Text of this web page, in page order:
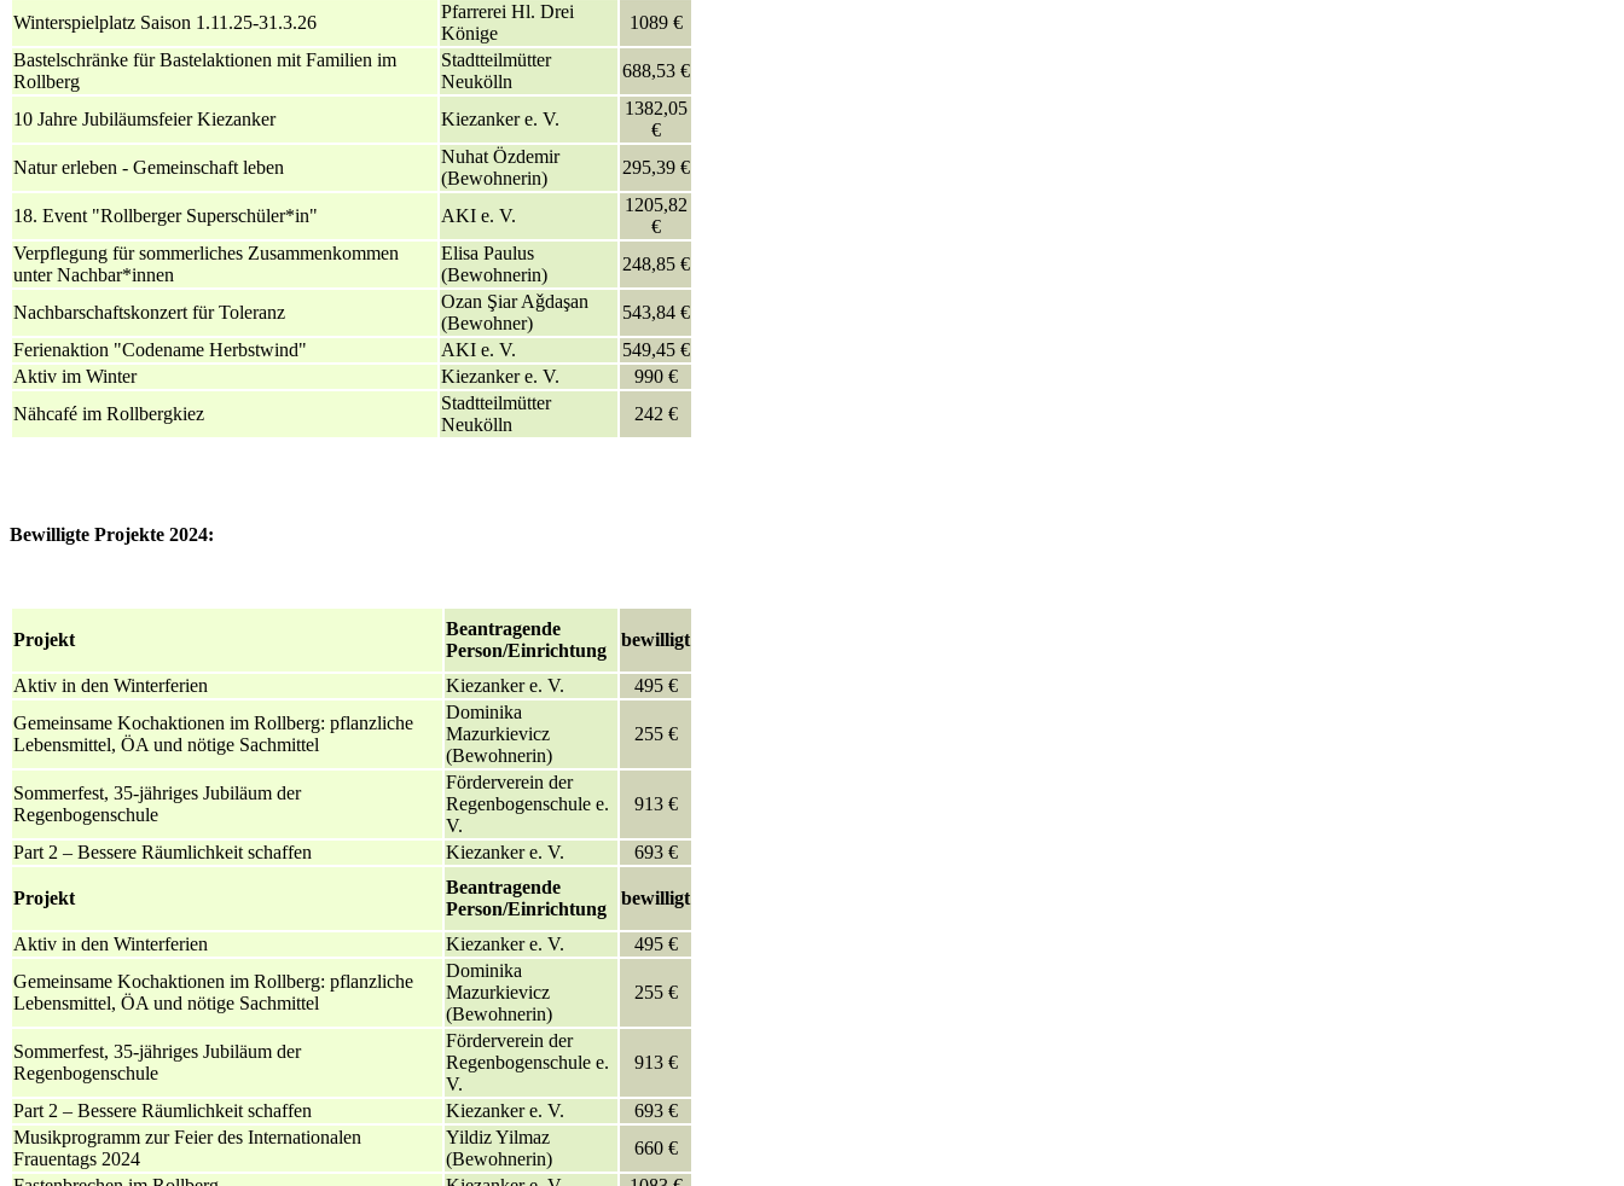
Winterspielplatz Saison 1.11.25-31.3.26
Pfarrerei Hl. Drei
Könige
1089 €
Bastelschränke für Bastelaktionen mit Familien im
Rollberg
Stadtteilmütter
Neukölln
688,53 €
10 Jahre Jubiläumsfeier Kiezanker Kiezanker e. V.
1382,05
€
Natur erleben - Gemeinschaft leben
Nuhat Özdemir
(Bewohnerin)
295,39 €
18. Event "Rollberger Superschüler*in" AKI e. V.
1205,82
€
Verpflegung für sommerliches Zusammenkommen
unter Nachbar*innen
Elisa Paulus
(Bewohnerin)
248,85 €
Nachbarschaftskonzert für Toleranz
Ozan Şiar Aǧdaşan
(Bewohner)
543,84 €
Ferienaktion "Codename Herbstwind"
AKI e. V.
549,45 €
Aktiv im Winter
Kiezanker e. V.
990 €
Nähcafé im Rollbergkiez
Stadtteilmütter
Neukölln
242 €
Bewilligte Projekte 2024:
Projekt
Beantragende
Person/Einrichtung
bewilligt
Aktiv in den Winterferien Kiezanker e. V.
495 €
Gemeinsame Kochaktionen im Rollberg: pflanzliche
Lebensmittel, ÖA und nötige Sachmittel
Dominika
Mazurkievicz
(Bewohnerin)
255 €
Sommerfest, 35-jähriges Jubiläum der
Regenbogenschule
Förderverein der
Regenbogenschule e.
V.
913 €
Part 2 – Bessere Räumlichkeit schaffen Kiezanker e. V. 693 €
Projekt
Beantragende
Person/Einrichtung
bewilligt
Aktiv in den Winterferien Kiezanker e. V.
495 €
Gemeinsame Kochaktionen im Rollberg: pflanzliche
Lebensmittel, ÖA und nötige Sachmittel
Dominika
Mazurkievicz
(Bewohnerin)
255 €
Sommerfest, 35-jähriges Jubiläum der
Regenbogenschule
Förderverein der
Regenbogenschule e.
V.
913 €
Part 2 – Bessere Räumlichkeit schaffen Kiezanker e. V.
693 €
Musikprogramm zur Feier des Internationalen
Frauentags 2024
Yildiz Yilmaz
(Bewohnerin)
660 €